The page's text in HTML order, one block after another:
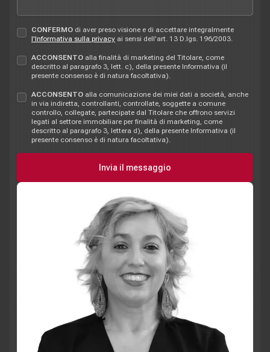
CONFERMO di aver preso visione e di accettare integralmente
l'Informativa sulla privacy ai sensi dell'art. 13 D.lgs. 196/2003.
ACCONSENTO alla finalità di marketing del Titolare, come
descritto al paragrafo 3, lett. c), della presente Informativa (il
presente consenso è di natura facoltativa).
ACCONSENTO alla comunicazione dei miei dati a società, anche
in via indiretta, controllanti, controllate, soggette a comune
controllo, collegate, partecipate dal Titolare che offrono servizi
legati al settore immobiliare per finalità di marketing, come
descritto al paragrafo 3, lettera d), della presente Informativa (il
presente consenso è di natura facoltativa).
Invia il messaggio